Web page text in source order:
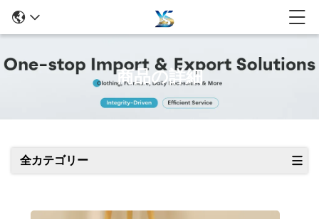
商品の詳細
全カテゴリー